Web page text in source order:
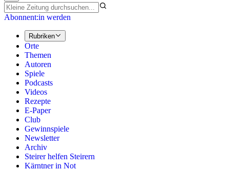
Abonnent:in werden
Rubriken
Orte
Themen
Autoren
Spiele
Podcasts
Videos
Rezepte
E-Paper
Club
Gewinnspiele
Newsletter
Archiv
Steirer helfen Steirern
Kärntner in Not